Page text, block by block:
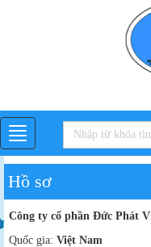
Hồ sơ
Công ty cổ phần Đức Phát
Quốc gia: Việt Nam